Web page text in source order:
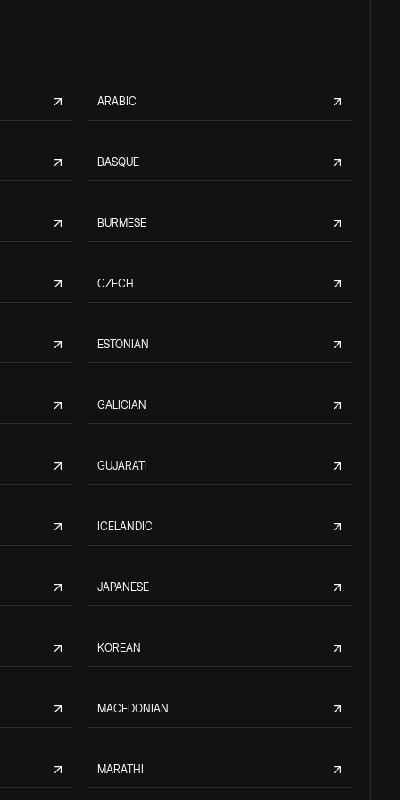
ARABIC
BASQUE
BURMESE
CZECH
ESTONIAN
GALICIAN
GUJARATI
ICELANDIC
JAPANESE
KOREAN
MACEDONIAN
MARATHI